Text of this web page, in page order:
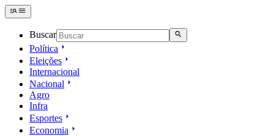
Buscar
Política
Eleições
Internacional
Nacional
Agro
Infra
Esportes
Economia